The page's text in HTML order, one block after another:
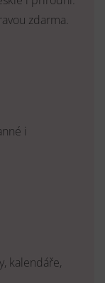
zdarma.
i
kalendáře,